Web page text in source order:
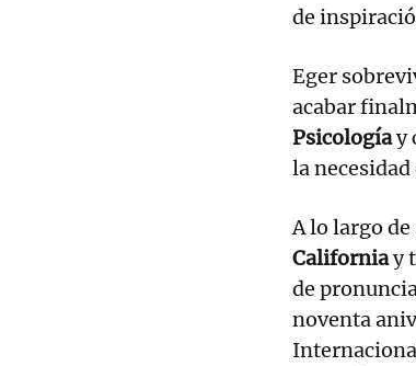
de
Eger
acabar
Psicologíay
la
A lo largo
Californiay
de
noventa